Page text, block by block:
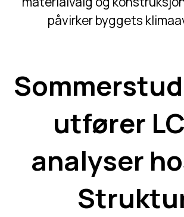
påvirker byggets
utfører
analyser